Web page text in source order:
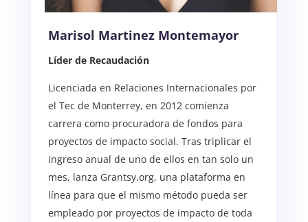
Marisol Martinez Montemayor
Líder de Recaudación
Licenciada en Relaciones Internacionales por
el Tec de Monterrey, en 2012 comienza
carrera como procuradora de fondos para
proyectos de impacto social. Tras triplicar el
ingreso anual de uno de ellos en tan solo un
mes, lanza Grantsy.org, una plataforma en
línea para que el mismo método pueda ser
empleado por proyectos de impacto de toda